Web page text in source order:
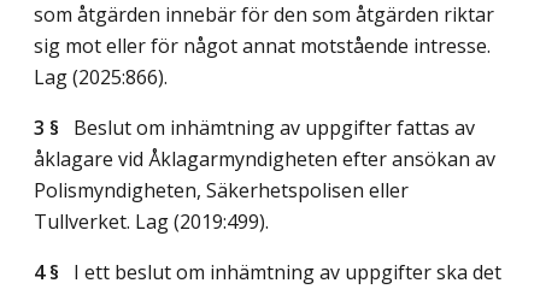
som åtgärden innebär för den som åtgärden riktar
sig mot eller för något annat motstående intresse.
Lag (2025:866).
3 § Beslut om inhämtning av uppgifter fattas av
åklagare vid Åklagarmyndigheten efter ansökan av
Polismyndigheten, Säkerhetspolisen eller
Tullverket. Lag (2019:499).
4 § I ett beslut om inhämtning av uppgifter ska det